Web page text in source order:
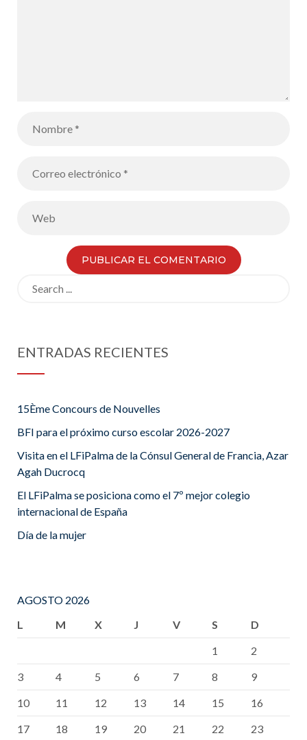
ENTRADAS RECIENTES
15Ème Concours de Nouvelles
BFI para el próximo curso escolar 2026-2027
Visita en el LFiPalma de la Cónsul General de Francia, Azar
Agah Ducrocq
El LFiPalma se posiciona como el 7º mejor colegio
internacional de España
Día de la mujer
AGOSTO 2026
L
M X J V S
D
1
2
3
4 5 6 7 8
9
10
11 12 13 14 15
16
17
18 19 20 21 22 23